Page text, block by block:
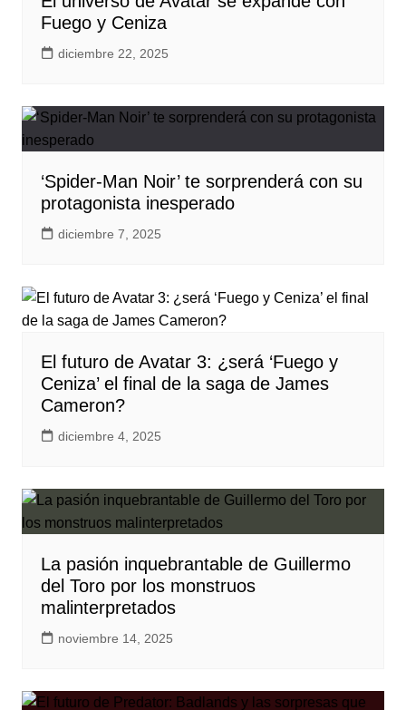
Fuego y Ceniza
diciembre 22, 2025
‘Spider-Man Noir’ te sorprenderá con su
protagonista inesperado
diciembre 7, 2025
El futuro de Avatar 3: ¿será ‘Fuego y
Ceniza’ el final de la saga de James
Cameron?
diciembre 4, 2025
La pasión inquebrantable de Guillermo
del Toro por los monstruos
malinterpretados
noviembre 14, 2025